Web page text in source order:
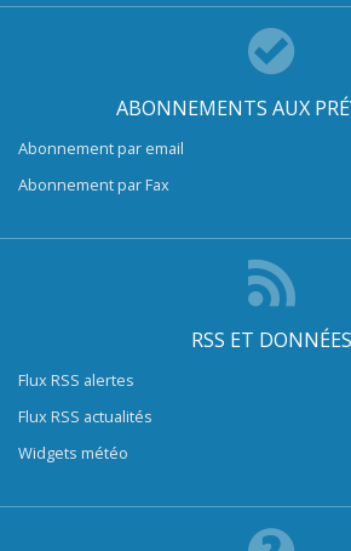
ABONNEMENTS AUX
Abonnement par email
Abonnement par Fax
RSS ET DONNÉES
Flux RSS alertes
Flux RSS actualités
Widgets météo